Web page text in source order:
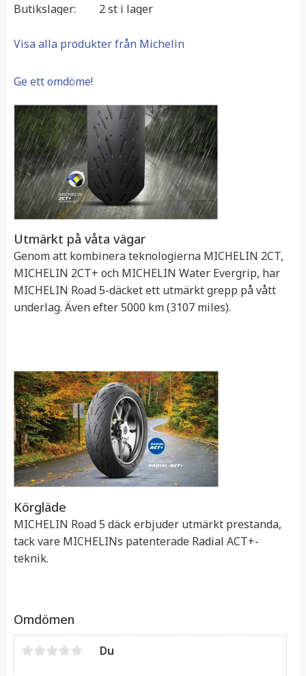
Butikslager 2 st i lager
Visa alla produkter från Michelin
Ge ett omdöme!
Utmärkt på våta vägar
Genom att kombinera teknologierna MICHELIN 2CT,
MICHELIN 2CT+ och MICHELIN Water Evergrip, har
MICHELIN Road 5-däcket ett utmärkt grepp på vått
underlag. Även efter 5000 km (3107 miles).
Körgläde
MICHELIN Road 5 däck erbjuder utmärkt prestanda,
tack vare MICHELINs patenterade Radial ACT+-
teknik.
Omdömen
Du